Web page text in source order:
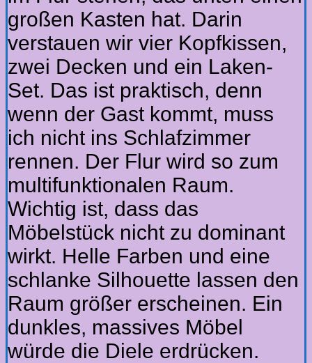
großen Kasten hat. Darin
verstauen wir vier Kopfkissen,
zwei Decken und ein Laken-
Set. Das ist praktisch, denn
wenn der Gast kommt, muss
ich nicht ins Schlafzimmer
rennen. Der Flur wird so zum
multifunktionalen Raum.
Wichtig ist, dass das
Möbelstück nicht zu dominant
wirkt. Helle Farben und eine
schlanke Silhouette lassen den
Raum größer erscheinen. Ein
dunkles, massives Möbel
würde die Diele erdrücken.